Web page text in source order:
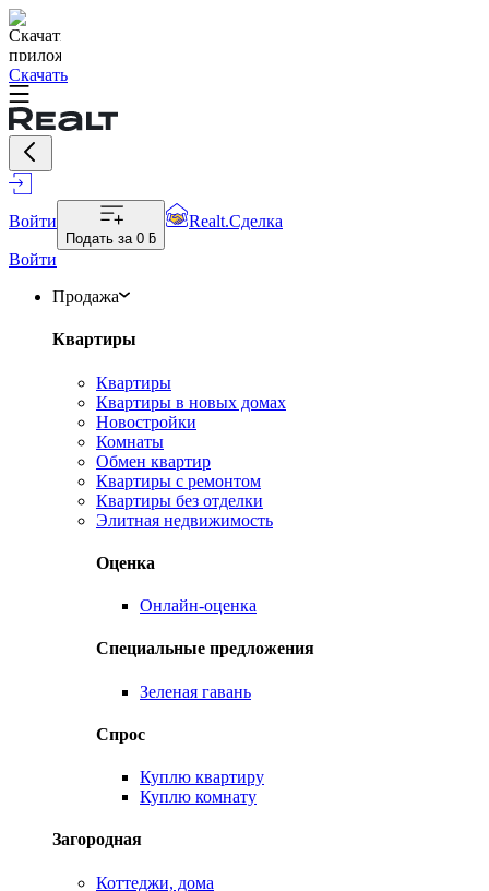
Скачать
Войти
Подать за 0 ƃ
Realt.Сделка
Войти
Продажа
Квартиры
Квартиры
Квартиры в новых домах
Новостройки
Комнаты
Обмен квартир
Квартиры с ремонтом
Квартиры без отделки
Элитная недвижимость
Оценка
Онлайн-оценка
Специальные предложения
Зеленая гавань
Спрос
Куплю квартиру
Куплю комнату
Загородная
Коттеджи, дома